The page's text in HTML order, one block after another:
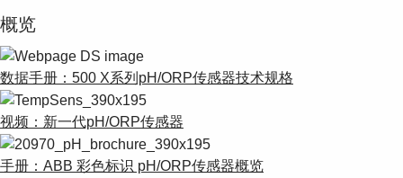
Products
See more products
Shopping list preview
0
概览
数据手册：500 X系列pH/ORP传感器技术规格
视频：新一代pH/ORP传感器
手册：ABB 彩色标识 pH/ORP传感器概览